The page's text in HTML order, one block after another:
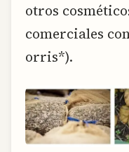
otros
comerciales
orris*).